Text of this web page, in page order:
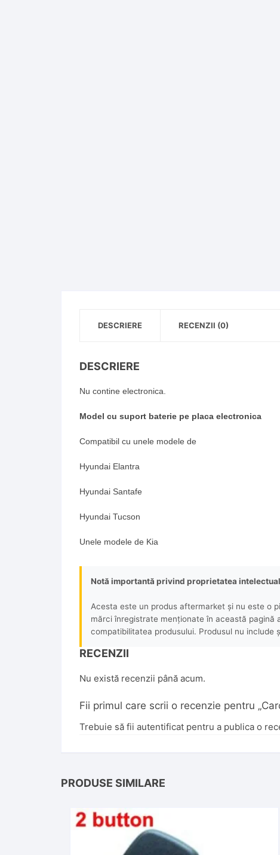
DESCRIERE RECENZII (0)
DESCRIERE
Nu contine electronica.
Model cu suport baterie pe placa electronica
Compatibil cu unele modele de
Hyundai Elantra
Hyundai Santafe
Hyundai Tucson
Unele modele de Kia
Notă importantă privind proprietatea
Acesta este un produs aftermarket și nu este o
mărci înregistrate menționate în această
compatibilitatea produsului. Produsul nu include
RECENZII
Nu există recenzii până acum.
Fii primul care scrii o recenzie pentru
Trebuie să fii autentificat pentru a publica o
PRODUSE SIMILARE